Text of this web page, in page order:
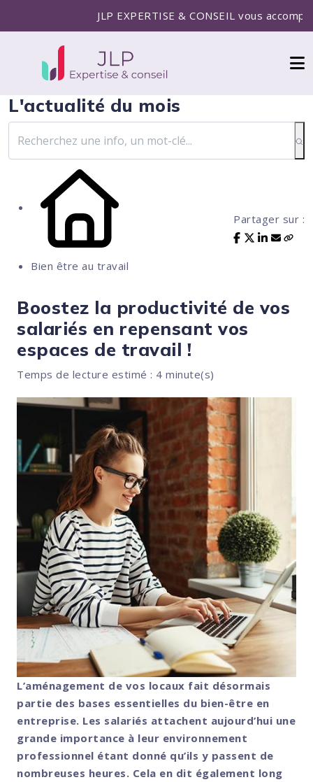
JLP EXPERTISE & CONSEIL vous accompagne
L'actualité du mois
Bien être au travail
Partager sur :
Boostez la productivité de vos
salariés en repensant vos
espaces de travail !
Temps de lecture estimé : 4 minute(s)
L’aménagement de vos locaux fait désormais
partie des bases essentielles du bien-être en
entreprise. Les salariés attachent aujourd’hui une
grande importance à leur environnement
professionnel étant donné qu’ils y passent de
nombreuses heures. Cela en dit également long